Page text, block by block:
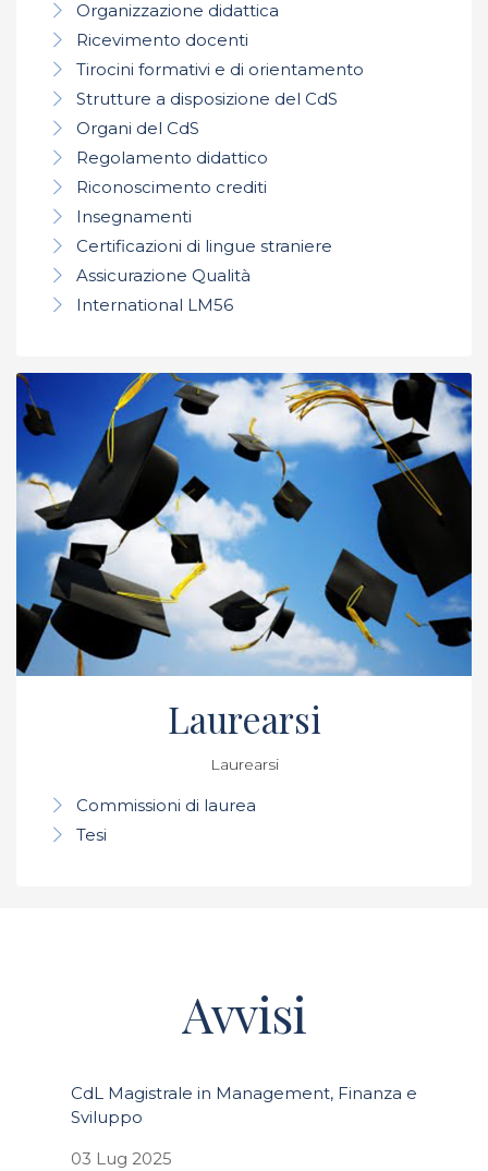
Organizzazione didattica
Ricevimento docenti
Tirocini formativi e di orientamento
Strutture a disposizione del CdS
Organi del CdS
Regolamento didattico
Riconoscimento crediti
Insegnamenti
Certificazioni di lingue straniere
Assicurazione Qualità
International LM56
Laurearsi
Laurearsi
Commissioni di laurea
Tesi
Avvisi
CdL Magistrale in Management, Finanza e
Sviluppo
03 Lug 2025